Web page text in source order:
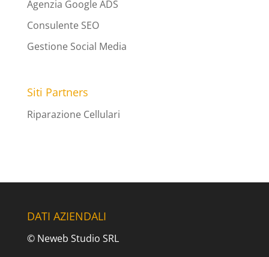
Agenzia Google ADS
Consulente SEO
Gestione Social Media
Siti Partners
Riparazione Cellulari
DATI AZIENDALI
© Neweb Studio SRL